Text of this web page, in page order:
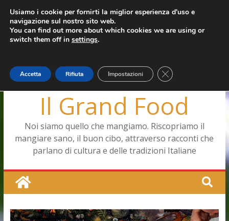
Salta
contenuto
giovedì, Agosto 6, 2026
Ultimo: Capodimonte, ritorna la tavola di corte
Pizza a Corte
Le carote, alleate della pelle e non solo
Il Grand Food
Noi siamo quello che mangiamo. Riscopriamo il
mangiare sano, il buon cibo, attraverso racconti che
parlano di cultura e delle tradizioni Italiane
Usiamo i cookie per fornirti la miglior esperienza d'uso e
navigazione sul nostro sito web.
You can find out more about which cookies we are using or
switch them off in settings.
Accetta Rifiuta Impostazioni Close GDPR